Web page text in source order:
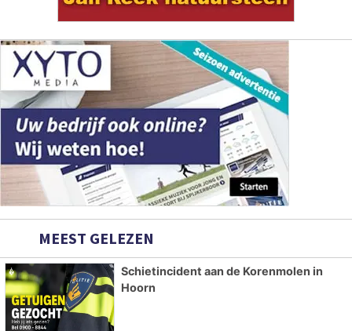
MEEST GELEZEN
Schietincident aan de Korenmolen in
Hoorn